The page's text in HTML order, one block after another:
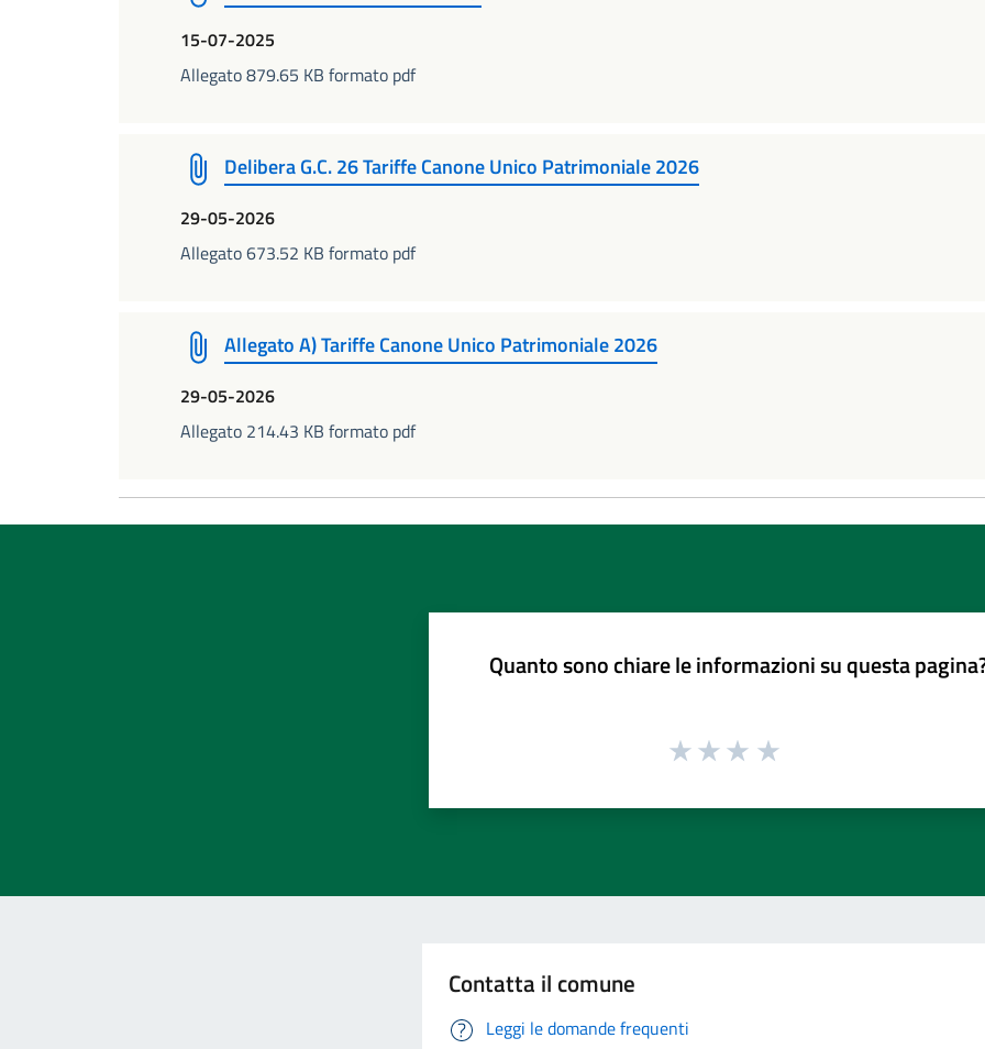
15-07-2025
Allegato 879.65 KB formato pdf
Delibera G.C. 26 Tariffe Canone Unico Patrimoniale 2026
29-05-2026
Allegato 673.52 KB formato pdf
Allegato A) Tariffe Canone Unico Patrimoniale 2026
29-05-2026
Allegato 214.43 KB formato pdf
Quanto sono chiare le informazioni su questa
Contatta il comune
Leggi le domande frequenti